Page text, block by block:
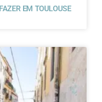
EM TOULOUSE